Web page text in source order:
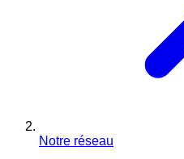
Notre réseau